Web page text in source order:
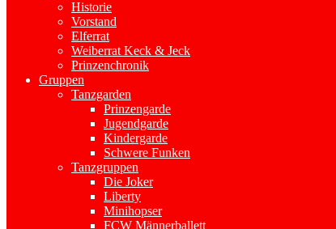
Historie
Vorstand
Elferrat
Weiberrat Keck & Jeck
Prinzenchronik
Gruppen
Tanzgarden
Prinzengarde
Jugendgarde
Kindergarde
Schwere Funken
Tanzgruppen
Die Joker
Liberty
Minihopser
FCW Männerballett